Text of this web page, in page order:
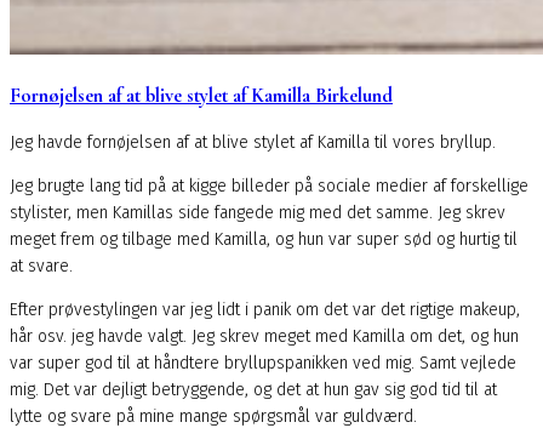
Fornøjelsen af at blive stylet af Kamilla Birkelund
Jeg havde fornøjelsen af at blive stylet af Kamilla til vores bryllup.
Jeg brugte lang tid på at kigge billeder på sociale medier af forskellige
stylister, men Kamillas side fangede mig med det samme. Jeg skrev
meget frem og tilbage med Kamilla, og hun var super sød og hurtig til
at svare.
Efter prøvestylingen var jeg lidt i panik om det var det rigtige makeup,
hår osv. jeg havde valgt. Jeg skrev meget med Kamilla om det, og hun
var super god til at håndtere bryllupspanikken ved mig. Samt vejlede
mig. Det var dejligt betryggende, og det at hun gav sig god tid til at
lytte og svare på mine mange spørgsmål var guldværd.